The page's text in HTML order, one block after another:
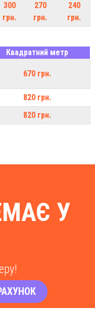
300
грн.
270
грн.
240
грн.
Квадратний метр
670 грн.
820 грн.
820 грн.
У